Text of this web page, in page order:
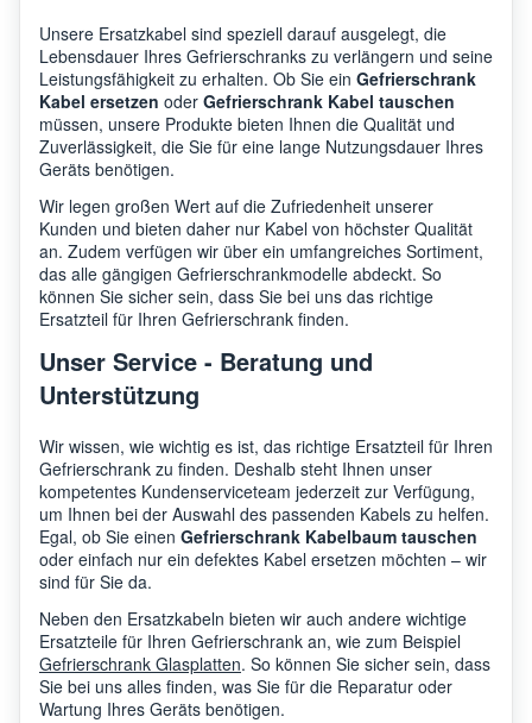
Unsere Ersatzkabel sind speziell darauf ausgelegt, die
Lebensdauer Ihres Gefrierschranks zu verlängern und seine
Leistungsfähigkeit zu erhalten. Ob Sie ein Gefrierschrank
Kabel ersetzen oder Gefrierschrank Kabel tauschen
müssen, unsere Produkte bieten Ihnen die Qualität und
Zuverlässigkeit, die Sie für eine lange Nutzungsdauer Ihres
Geräts benötigen.
Wir legen großen Wert auf die Zufriedenheit unserer
Kunden und bieten daher nur Kabel von höchster Qualität
an. Zudem verfügen wir über ein umfangreiches Sortiment,
das alle gängigen Gefrierschrankmodelle abdeckt. So
können Sie sicher sein, dass Sie bei uns das richtige
Ersatzteil für Ihren Gefrierschrank finden.
Unser Service - Beratung und
Unterstützung
Wir wissen, wie wichtig es ist, das richtige Ersatzteil für Ihren
Gefrierschrank zu finden. Deshalb steht Ihnen unser
kompetentes Kundenserviceteam jederzeit zur Verfügung,
um Ihnen bei der Auswahl des passenden Kabels zu helfen.
Egal, ob Sie einen Gefrierschrank Kabelbaum tauschen
oder einfach nur ein defektes Kabel ersetzen möchten – wir
sind für Sie da.
Neben den Ersatzkabeln bieten wir auch andere wichtige
Ersatzteile für Ihren Gefrierschrank an, wie zum Beispiel
Gefrierschrank Glasplatten. So können Sie sicher sein, dass
Sie bei uns alles finden, was Sie für die Reparatur oder
Wartung Ihres Geräts benötigen.